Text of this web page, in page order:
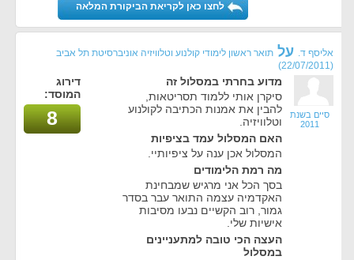
לחצו כאן לקריאת הביקורת המלאה
אליסף ד. על תואר ראשון לימודי קולנוע וטלוויזיה אוניברסיטת תל אביב
(22/07/2011)
סיים בשנת
2011
מדוע בחרתי במסלול זה
סיקרן אותי ללמוד תסריטאות,
להבין את אמנות הכתיבה לקולנוע
וטלוויזיה.
האם המסלול עמד בציפיות
המסלול אכן ענה על ציפיותיי.
מה רמת הלימודים
בסך הכל אני מרגיש שמבחינת
האקדמיה עצמה התואר עבר בסדר
גמור, רוב הקשיים נבעו מסיבות
אישיות שלי.
העצה הכי טובה למתעניינים
במסלול
דירוג
המוסד:
8